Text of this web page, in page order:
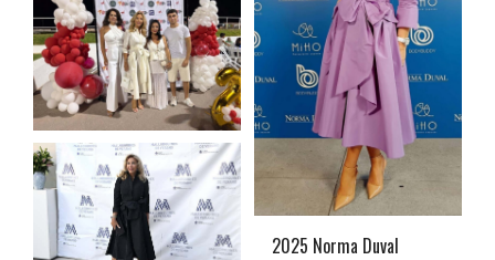
2025 Norma Duval